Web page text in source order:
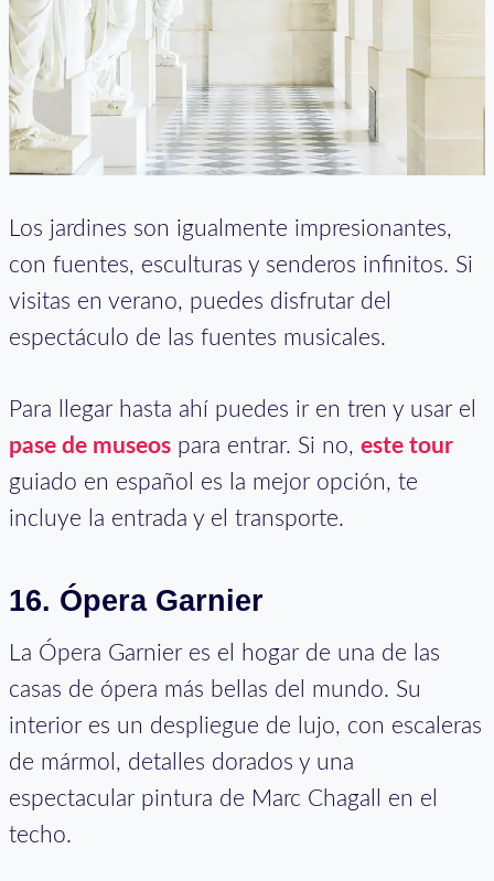
Los jardines son igualmente impresionantes,
con fuentes, esculturas y senderos infinitos. Si
visitas en verano, puedes disfrutar del
espectáculo de las fuentes musicales.
Para llegar hasta ahí puedes ir en tren y usar el
pase de museos para entrar. Si no, este tour
guiado en español es la mejor opción, te
incluye la entrada y el transporte.
16. Ópera Garnier
La Ópera Garnier es el hogar de una de las
casas de ópera más bellas del mundo. Su
interior es un despliegue de lujo, con escaleras
de mármol, detalles dorados y una
espectacular pintura de Marc Chagall en el
techo.